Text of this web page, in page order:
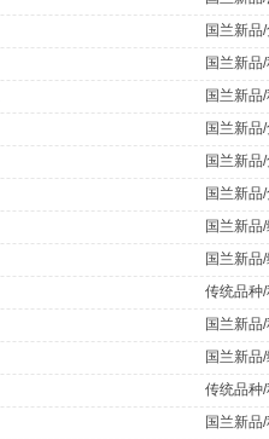
国兰新品
国兰新品
国兰新品
国兰新品
国兰新品
国兰新品
国兰新品
国兰新品
传统品种
国兰新品
国兰新品
传统品种
国兰新品